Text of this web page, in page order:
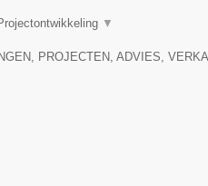
▼
PROJECTEN, ADVIES,